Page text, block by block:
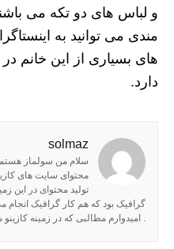
و لباس های دو تکه می
مندی می توانید به
های بسیاری از این
دارد.
solmaz
محتوای سایت های
تولید محتوای در این
گرافیک بود که هم کار گرافیک انجام
. امیدوارم مطالبی که در زمینه کازینو